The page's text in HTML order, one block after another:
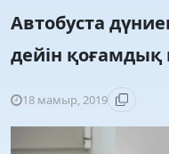
Автобуста
дейін қоғамдық
18 мамыр, 2019